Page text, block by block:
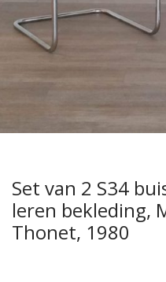
Set van 2 S34
leren bekleding,
Thonet, 1980